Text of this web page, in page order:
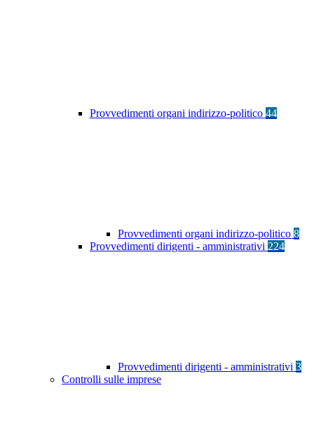
Provvedimenti organi indirizzo-politico 44
Provvedimenti organi indirizzo-politico 8
Provvedimenti dirigenti - amministrativi 224
Provvedimenti dirigenti - amministrativi 3
Controlli sulle imprese